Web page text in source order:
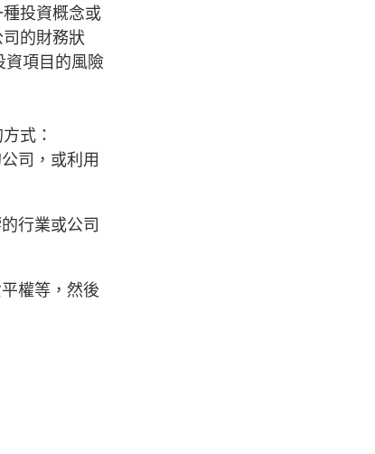
投資概念或
的財務狀
項目的風險
式：
司，或利用
行業或公司
權等，然後